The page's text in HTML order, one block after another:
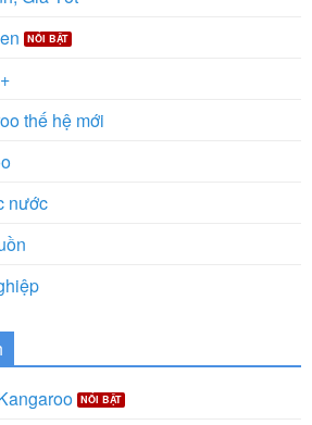
thế hệ mới
nước